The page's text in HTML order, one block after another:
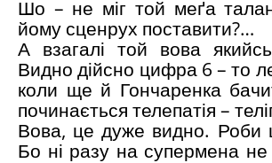
Шо – не міг той меґа
йому сценрух поставити?…
А взагалі той вова
Видно дійсно цифра 6 – то
коли ще й Гончаренка
починається телепатія –
Вова, це дуже видно. Роби
Бо ні разу на супермена